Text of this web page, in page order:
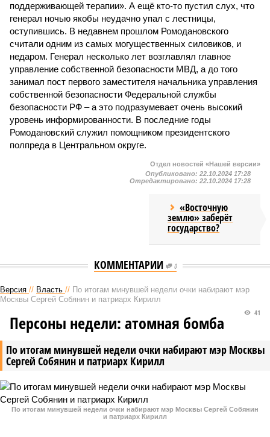
поддерживающей терапии». А ещё кто-то пустил слух, что
генерал ночью якобы неудачно упал с лестницы,
оступившись. В недавнем прошлом Ромодановского
считали одним из самых могущественных силовиков, и
недаром. Генерал несколько лет возглавлял главное
управление собственной безопасности МВД, а до того
занимал пост первого заместителя начальника управления
собственной безопасности Федеральной службы
безопасности РФ – а это подразу­мевает очень высокий
уровень информированности. В последние годы
Ромодановский служил помощником президентского
полпреда в Центральном округе.
Отдел новостей «Нашей версии»
Опубликовано: 22.10.2024 17:28
Отредактировано: 22.10.2024 17:28
«Восточную
землю» заберёт
государство?
КОММЕНТАРИИ 0
Версия // Власть // По итогам минувшей недели очки набирают мэр
Москвы Сергей Собянин и патриарх Кирилл
По итогам минувшей недели очки набирают мэр Москвы
Сергей Собянин и патриарх Кирилл
41
Персоны недели: атомная бомба
По итогам минувшей недели очки набирают мэр Москвы Сергей Собянин
и патриарх Кирилл